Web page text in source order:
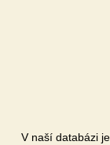
V naší databázi